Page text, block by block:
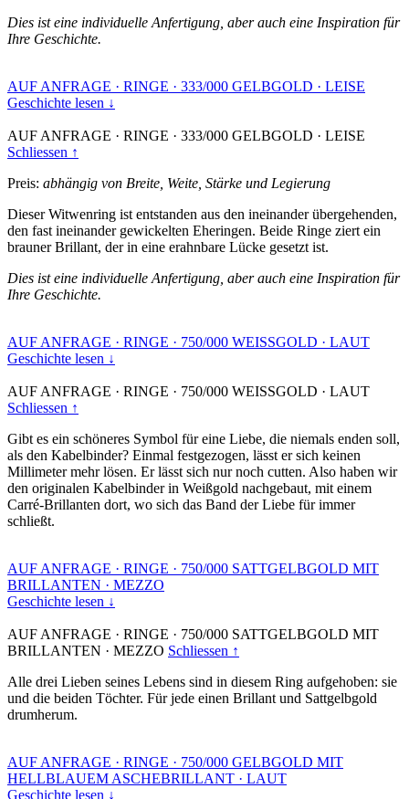
Dies ist eine individuelle Anfertigung, aber auch eine Inspiration für
Ihre Geschichte.
AUF ANFRAGE · RINGE · 333/000 GELBGOLD · LEISE
Geschichte lesen ↓
AUF ANFRAGE · RINGE · 333/000 GELBGOLD · LEISE
Schliessen ↑
Preis: abhängig von Breite, Weite, Stärke und Legierung
Dieser Witwenring ist entstanden aus den ineinander übergehenden,
den fast ineinander gewickelten Eheringen. Beide Ringe ziert ein
brauner Brillant, der in eine erahnbare Lücke gesetzt ist.
Dies ist eine individuelle Anfertigung, aber auch eine Inspiration für
Ihre Geschichte.
AUF ANFRAGE · RINGE · 750/000 WEISSGOLD · LAUT
Geschichte lesen ↓
AUF ANFRAGE · RINGE · 750/000 WEISSGOLD · LAUT
Schliessen ↑
Gibt es ein schöneres Symbol für eine Liebe, die niemals enden soll,
als den Kabelbinder? Einmal festgezogen, lässt er sich keinen
Millimeter mehr lösen. Er lässt sich nur noch cutten. Also haben wir
den originalen Kabelbinder in Weißgold nachgebaut, mit einem
Carré-Brillanten dort, wo sich das Band der Liebe für immer
schließt.
AUF ANFRAGE · RINGE · 750/000 SATTGELBGOLD MIT
BRILLANTEN · MEZZO
Geschichte lesen ↓
AUF ANFRAGE · RINGE · 750/000 SATTGELBGOLD MIT
BRILLANTEN · MEZZO Schliessen ↑
Alle drei Lieben seines Lebens sind in diesem Ring aufgehoben: sie
und die beiden Töchter. Für jede einen Brillant und Sattgelbgold
drumherum.
AUF ANFRAGE · RINGE · 750/000 GELBGOLD MIT
HELLBLAUEM ASCHEBRILLANT · LAUT
Geschichte lesen ↓